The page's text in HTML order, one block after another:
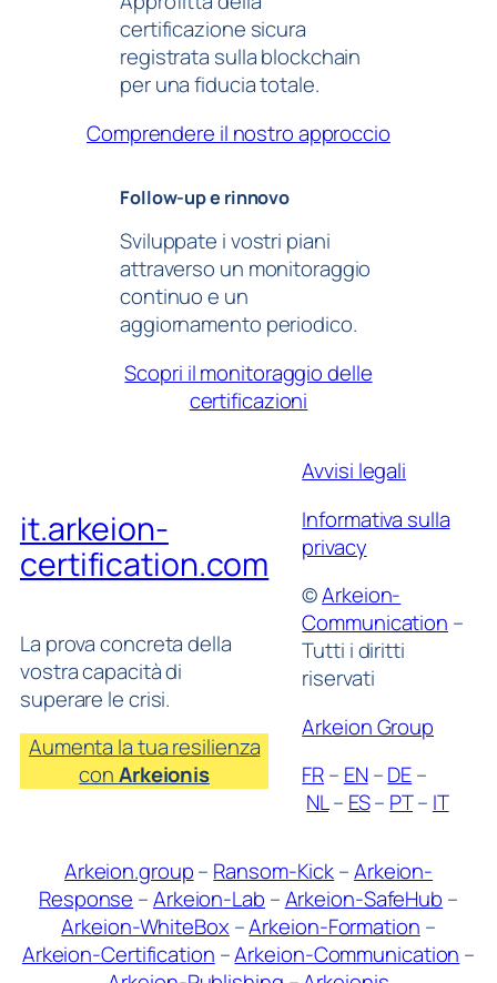
certificazione sicura
registrata sulla blockchain
per una fiducia totale.
Comprendere il nostro approccio
Follow-up e rinnovo
Sviluppate i vostri piani
attraverso un monitoraggio
continuo e un
aggiornamento periodico.
Scopri il monitoraggio delle
certificazioni
it.arkeion-
certification.com
La prova concreta della
vostra capacità di
superare le crisi.
Aumenta la tua resilienza
conArkeionis
Avvisi legali
Informativa sulla
privacy
©Arkeion-
Communication –
Tutti i diritti
riservati
Arkeion Group
FR– EN–DE–
NL– ES– PT– IT
Arkeion.group– Ransom-Kick–Arkeion-
Response –Arkeion-Lab –Arkeion-SafeHub –
Arkeion-WhiteBox–Arkeion-Formation –
Arkeion-Certification –Arkeion-Communication –